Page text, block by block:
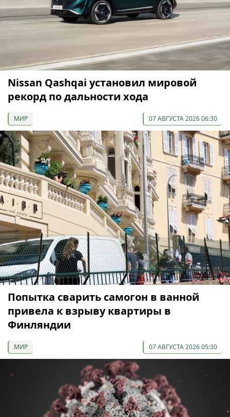
Nissan Qashqai установил мировой
рекорд по дальности хода
МИР 07 АВГУСТА 2026 06:30
Попытка сварить самогон в ванной
привела к взрыву квартиры в
Финляндии
МИР 07 АВГУСТА 2026 05:30